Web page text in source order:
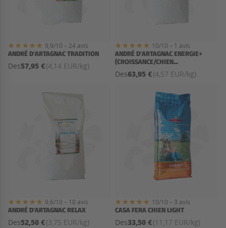
9,9/10 – 24 avis
ANDRÉ D'ARTAGNAC TRADITION
Des57,95 €(4,14 EUR/kg)
10/10 – 1 avis
ANDRÉ D'ARTAGNAC ENERGIE+
(CROISSANCE/CHIEN...
Des63,95 €(4,57 EUR/kg)
9,6/10 – 10 avis
ANDRÉ D'ARTAGNAC RELAX
Des52,50 €(3,75 EUR/kg)
10/10 – 3 avis
CASA FERA CHIEN LIGHT
Des33,50 €(11,17 EUR/kg)